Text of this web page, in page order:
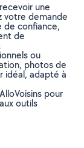
une
votre demande
de confiance,
de
ou
photos de
idéal, adapté à
pour
outils